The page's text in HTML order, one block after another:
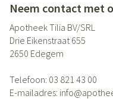
Neem contact met
Apotheek Tilia BV/SRL
Drie Eikenstraat 655
2650 Edegem
Telefoon: 03 821 43 00
E-mailadres: info@